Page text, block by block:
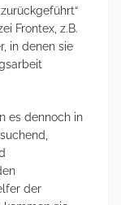
Frontex, z.B.
in denen sie
es dennoch in
der